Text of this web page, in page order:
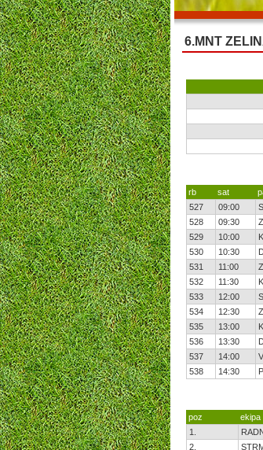
6.MNT
rb sat
527
09:00
528
09:30
529
10:00
530
10:30
531
11:00
532
11:30
533
12:00
534
12:30
535
13:00
536
13:30
537
14:00
538
14:30
poz ekipa
1.
2.